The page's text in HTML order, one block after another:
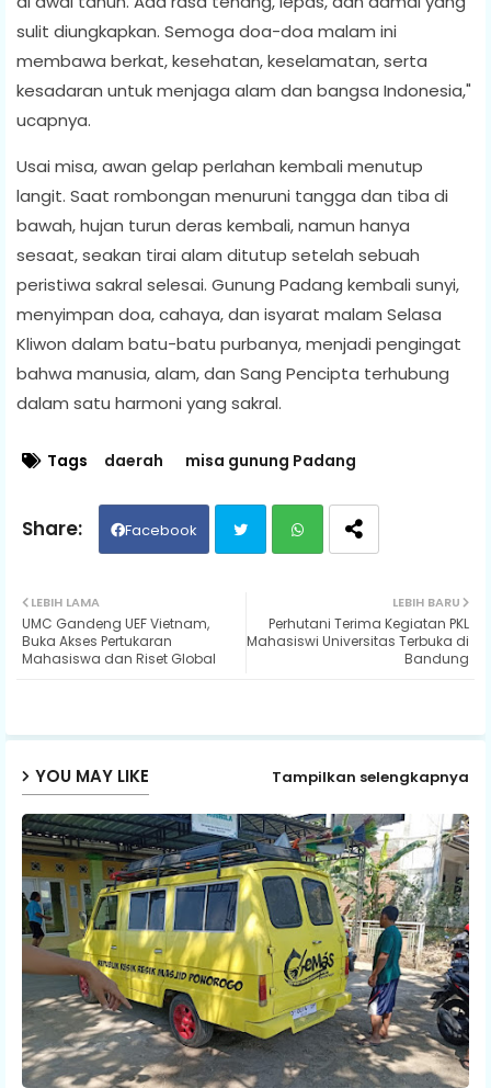
sulit diungkapkan. Semoga doa-doa malam ini
membawa berkat, kesehatan, keselamatan, serta
kesadaran untuk menjaga alam dan bangsa Indonesia,"
ucapnya.
Usai misa, awan gelap perlahan kembali menutup
langit. Saat rombongan menuruni tangga dan tiba di
bawah, hujan turun deras kembali, namun hanya
sesaat, seakan tirai alam ditutup setelah sebuah
peristiwa sakral selesai. Gunung Padang kembali sunyi,
menyimpan doa, cahaya, dan isyarat malam Selasa
Kliwon dalam batu-batu purbanya, menjadi pengingat
bahwa manusia, alam, dan Sang Pencipta terhubung
dalam satu harmoni yang sakral.
Tags daerah misa gunung Padang
Facebook
ats
LEBIH BARU
Perhutani Terima Kegiatan PKL
Mahasiswi Universitas Terbuka di
Bandung
LEBIH LAMA
UMC Gandeng UEF Vietnam,
Buka Akses Pertukaran
Mahasiswa dan Riset Global
YOU MAY LIKE Tampilkan selengkapnya